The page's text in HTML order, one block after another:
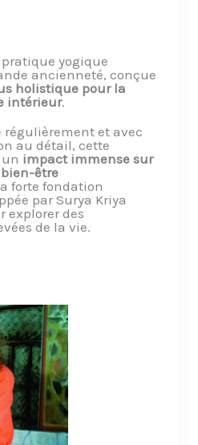
yogique
ancienneté, conçue
holistique pour la
intérieur.
régulièrement et avec
au détail, cette
impact immense sur
être
forte fondation
par Surya Kriya
explorer des
de la vie.